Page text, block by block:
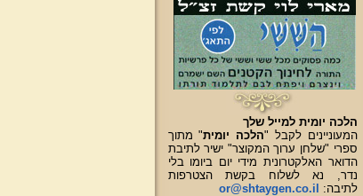
הלכה יומית למייל שלך
המעוניינים לקבל "הלכה יומית" מתוך
ספרי "שלחן ערוך המקוצר" ישיר לתיבת
הדואר האלקטרונית מידי יום ביומו בלי
נדר, נא לשלוח בקשת הצטרפות
לתיבה:
or@shtaygen.co.il